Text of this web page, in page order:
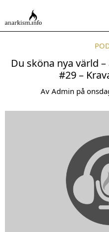
Du sköna nya värld
#29 –
Av Admin på